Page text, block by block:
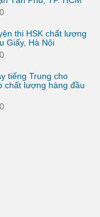
0
thi HSK chất lượng
Giấy, Hà Nội
0
tiếng Trung cho
chất lượng hàng đầu
0